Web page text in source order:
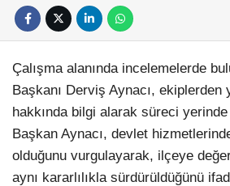
Çalışma alanında incelemelerde
Başkanı Derviş Aynacı, ekiplerden
hakkında bilgi alarak süreci
Başkan Aynacı, devlet
olduğunu vurgulayarak, ilçeye
aynı kararlılıkla sürdürüldüğünü